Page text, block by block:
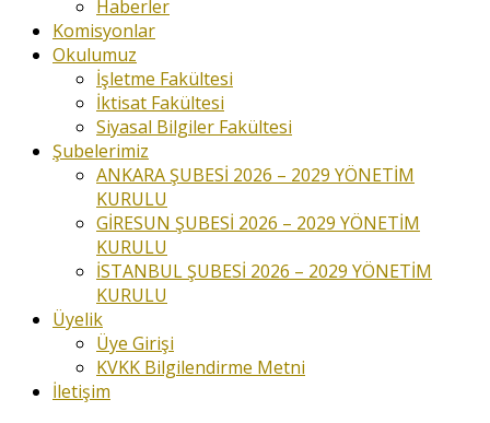
Haberler
Komisyonlar
Okulumuz
İşletme Fakültesi
İktisat Fakültesi
Siyasal Bilgiler Fakültesi
Şubelerimiz
ANKARA ŞUBESİ 2026 – 2029 YÖNETİM
KURULU
GİRESUN ŞUBESİ 2026 – 2029 YÖNETİM
KURULU
İSTANBUL ŞUBESİ 2026 – 2029 YÖNETİM
KURULU
Üyelik
Üye Girişi
KVKK Bilgilendirme Metni
İletişim